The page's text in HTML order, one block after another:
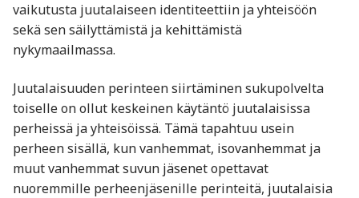
vaikutusta juutalaiseen identiteettiin ja yhteisöön
sekä sen säilyttämistä ja kehittämistä
nykymaailmassa.
Juutalaisuuden perinteen siirtäminen sukupolvelta
toiselle on ollut keskeinen käytäntö juutalaisissa
perheissä ja yhteisöissä. Tämä tapahtuu usein
perheen sisällä, kun vanhemmat, isovanhemmat ja
muut vanhemmat suvun jäsenet opettavat
nuoremmille perheenjäsenille perinteitä, juutalaisia